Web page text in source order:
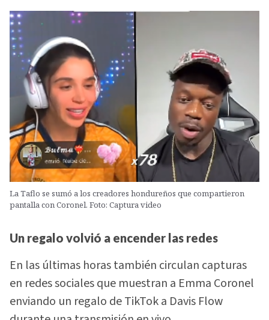
La Taflo se sumó a los creadores hondureños que compartieron
pantalla con Coronel. Foto: Captura video
Un regalo volvió a encender las redes
En las últimas horas también circulan capturas
en redes sociales que muestran a Emma Coronel
enviando un regalo de TikTok a Davis Flow